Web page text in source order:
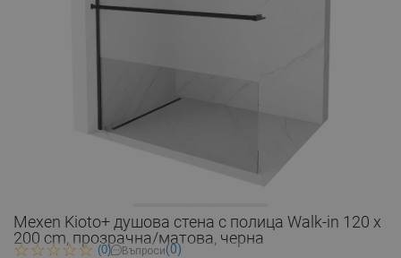
Mexen Kioto+ душова стена с полица Walk-in 120 x
200 cm, прозрачна/матова, черна
(0) Въпроси(0)